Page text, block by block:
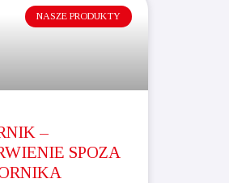
NASZE PRODUKTY
–
SPOZA